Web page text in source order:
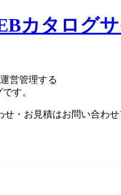
営管理する
す。
・お見積はお問い合わ